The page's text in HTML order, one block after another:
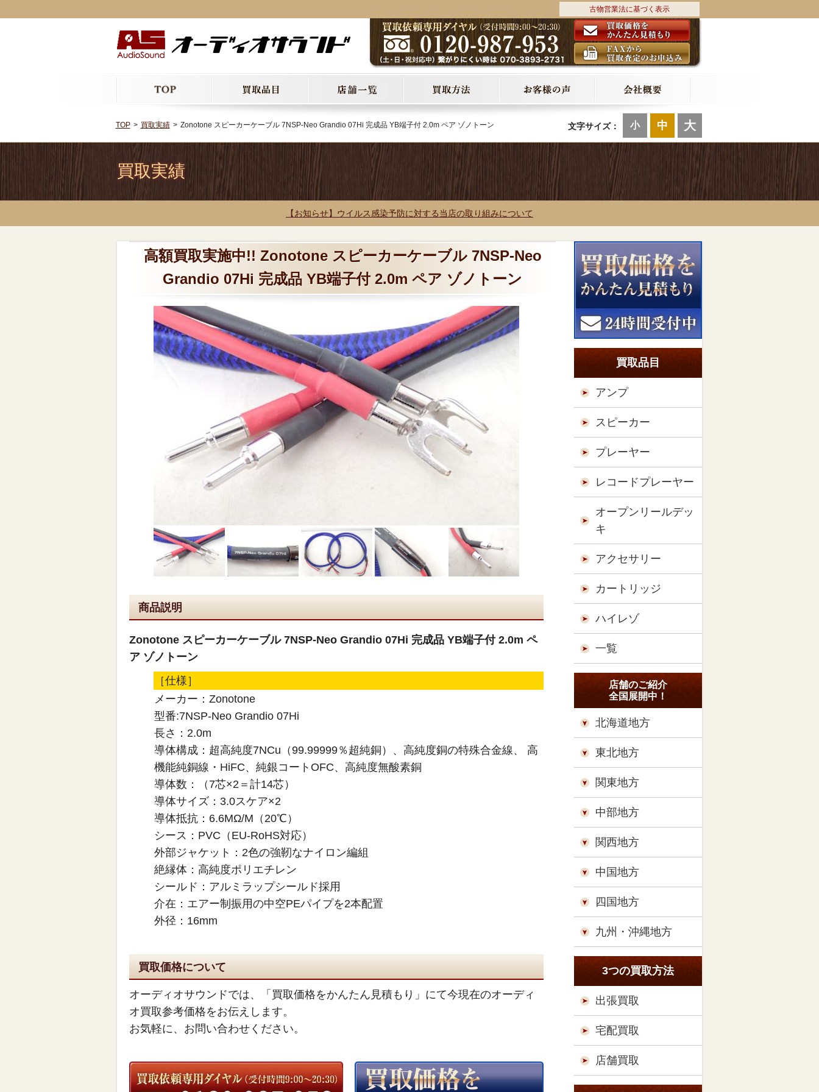
古物営業法に基づく表示
文字サイズ： 小 中 大
TOP 買取実績 Zonotone スピーカーケーブル 7NSP-Neo Grandio 07Hi 完成品 YB端子付 2.0m ペア ゾノトーン
買取実績
【お知らせ】ウイルス感染予防に対する当店の取り組みについて
高額買取実施中!! Zonotone スピーカーケーブル 7NSP-Neo
Grandio 07Hi 完成品 YB端子付 2.0m ペア ゾノトーン
商品説明
Zonotone スピーカーケーブル 7NSP-Neo Grandio 07Hi 完成品 YB端子付 2.0m ペ
ア ゾノトーン
［仕様］
メーカー：Zonotone
型番:7NSP-Neo Grandio 07Hi
長さ：2.0m
導体構成：超高純度7NCu（99.99999％超純銅）、高純度銅の特殊合金線、 高
機能純銅線・HiFC、純銀コートOFC、高純度無酸素銅
導体数：（7芯×2＝計14芯）
導体サイズ：3.0スケア×2
導体抵抗：6.6MΩ/M（20℃）
シース：PVC（EU-RoHS対応）
外部ジャケット：2色の強靭なナイロン編組
絶縁体：高純度ポリエチレン
シールド：アルミラップシールド採用
介在：エアー制振用の中空PEパイプを2本配置
外径：16mm
買取価格について
オーディオサウンドでは、「買取価格をかんたん見積もり」にて今現在のオーディ
オ買取参考価格をお伝えします。
お気軽に、お問い合わせください。
買取品目
アンプ
スピーカー
プレーヤー
レコードプレーヤー
オープンリールデッ
キ
アクセサリー
カートリッジ
ハイレゾ
一覧
店舗のご紹介
全国展開中！
北海道地方
東北地方
関東地方
中部地方
関西地方
中国地方
四国地方
九州・沖縄地方
3つの買取方法
出張買取
宅配買取
店舗買取